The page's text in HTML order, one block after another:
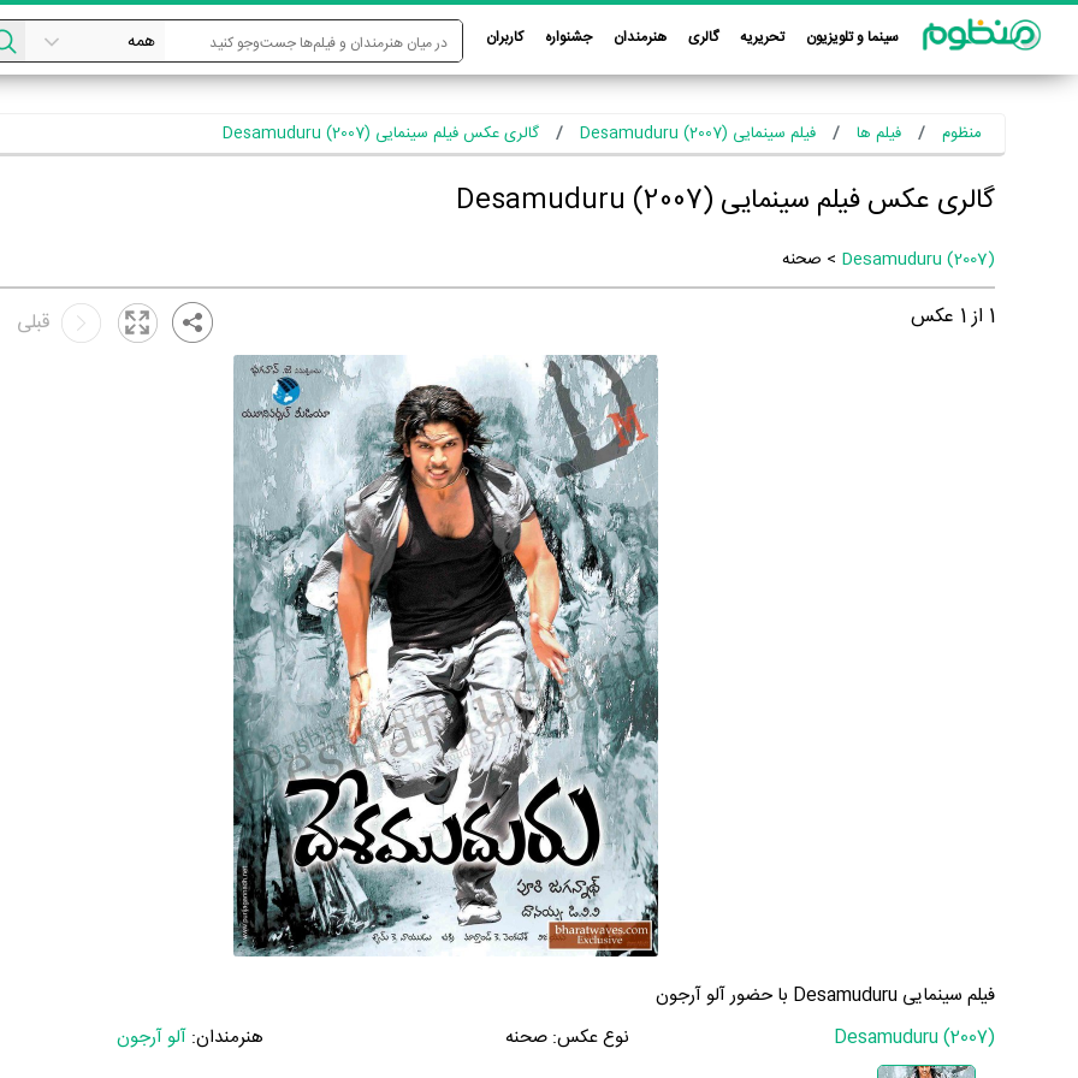
سینما و تلویزیون تحریریه گالری هنرمندان جشنواره کاربران
منظوم فیلم ها فیلم سینمایی Desamuduru (2007) گالری عکس فیلم سینمایی Desamuduru (2007)
گالری عکس فیلم سینمایی Desamuduru (2007)
Desamuduru (2007) > صحنه
1 از1 عکس قبلی
فیلم سینمایی Desamuduru با حضور آلو آرجون
Desamuduru (2007)
نوع عکس:صحنه هنرمندان:آلو آرجون